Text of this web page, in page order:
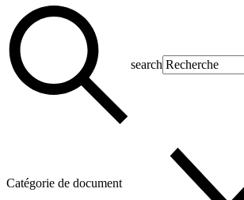
search
Catégorie de document